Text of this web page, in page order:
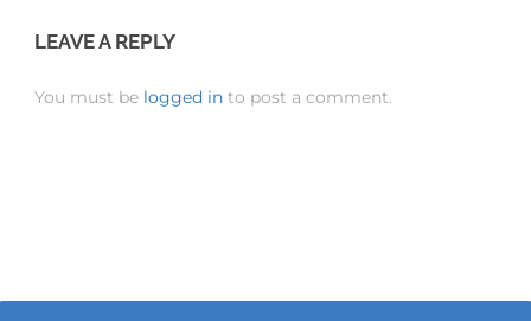
LEAVE A REPLY
You must be logged in to post a comment.